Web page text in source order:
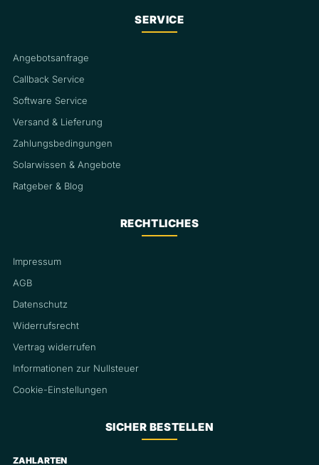
SERVICE
Angebotsanfrage
Callback Service
Software Service
Versand & Lieferung
Zahlungsbedingungen
Solarwissen & Angebote
Ratgeber & Blog
RECHTLICHES
Impressum
AGB
Datenschutz
Widerrufsrecht
Vertrag widerrufen
Informationen zur Nullsteuer
Cookie-Einstellungen
SICHER BESTELLEN
ZAHLARTEN